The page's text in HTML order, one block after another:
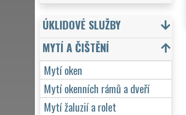
ÚKLIDOVÉ SLUŽBY
MYTÍ A ČIŠTĚNÍ
Mytí oken
Mytí okenních rámů a dveří
Mytí žaluzií a rolet